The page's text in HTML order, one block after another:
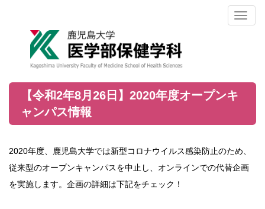
【令和2年8月26日】2020年度オープンキ
ャンパス情報
2020年度、鹿児島大学では新型コロナウイルス感染防止のため、
従来型のオープンキャンパスを中止し、オンラインでの代替企画
を実施します。企画の詳細は下記をチェック！